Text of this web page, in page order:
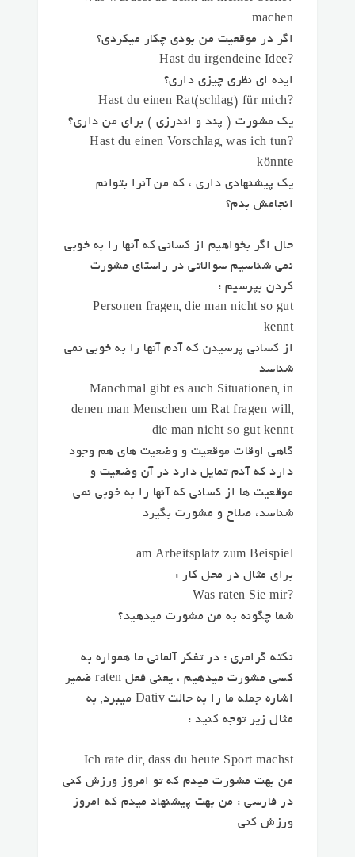
machen
اگر در موقعیت من بودی چکار میکردی؟
?Hast du irgendeine Idee
ایده ای نظری چیزی داری؟
?Hast du einen Rat(schlag) für mich
یک مشورت ( پند و اندرزی )‌ برای من داری؟
?Hast du einen Vorschlag, was ich tun
könnte
یک پیشنهادی داری ، که من آنرا بتوانم
انجامش بدم؟
حال اگر بخواهیم از کسانی که آنها را به خوبی
نمی شناسیم سوالاتی در راستای مشورت
کردن بپرسیم :
Personen fragen, die man nicht so gut
kennt
از کسانی پرسیدن که آدم آنها را به خوبی نمی
شناسد
Manchmal gibt es auch Situationen, in
denen man Menschen um Rat fragen will,
die man nicht so gut kennt
گاهی اوقات موقعیت و وضعیت های هم وجود
دارد که آدم تمایل دارد در آن وضعیت و
موقعیت ها از کسانی که آنها را به خوبی نمی
شناسد، صلاح و مشورت بگیرد
am Arbeitsplatz zum Beispiel
برای مثال در محل کار :
?Was raten Sie mir
شما چگونه به من مشورت میدهید؟
نکته گرامری : در تفکر آلمانی ما همواره به
کسی مشورت میدهیم ، یعنی فعل raten ضمیر
اشاره جمله ما را به حالت Dativ میبرد, به
مثال زیر توجه کنید :
Ich rate dir, dass du heute Sport machst
من بهت مشورت میدم که تو امروز ورزش کنی
در فارسی : من بهت پیشنهاد میدم که امروز
ورزش کنی